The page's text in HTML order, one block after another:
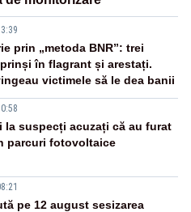
prin „metoda BNR”: trei
în flagrant și arestați.
victimele să le dea banii
la suspecți acuzați că au furat
parcuri fotovoltaice
pe 12 august sesizarea